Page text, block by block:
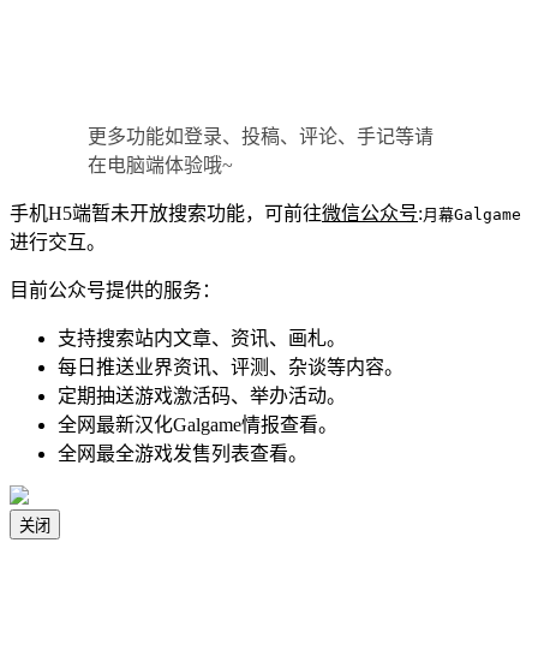
更多功能如登录、投稿、评论、手记等请
在电脑端体验哦~
手机H5端暂未开放搜索功能，可前往微信公众号:月幕Galgame
进行交互。
目前公众号提供的服务：
支持搜索站内文章、资讯、画札。
每日推送业界资讯、评测、杂谈等内容。
定期抽送游戏激活码、举办活动。
全网最新汉化Galgame情报查看。
全网最全游戏发售列表查看。
关闭